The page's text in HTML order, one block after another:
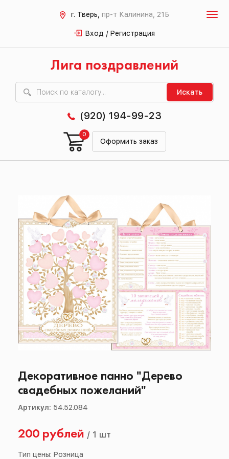
г. Тверь, пр-т Калинина, 21Б
Вход / Регистрация
Лига поздравлений
Искать
(920) 194-99-23
Оформить заказ
0
Декоративное панно "Дерево
свадебных пожеланий"
Артикул: 54.52.084
200 рублей / 1 шт
Тип цены: Розница